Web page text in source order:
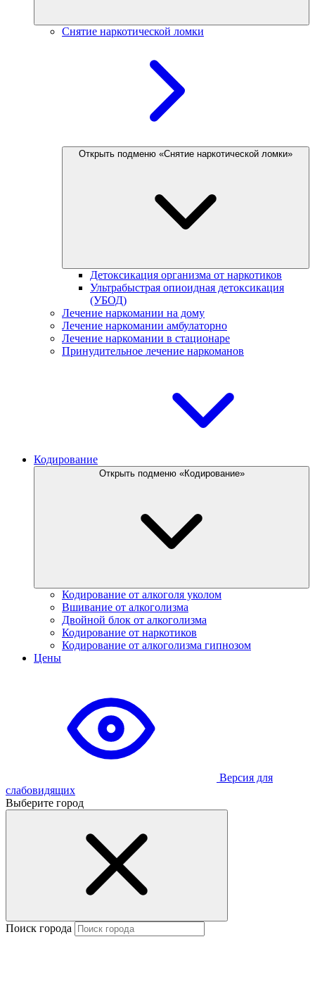
Снятие наркотической ломки
Открыть подменю «Снятие наркотической ломки»
Детоксикация организма от наркотиков
Ультрабыстрая опиоидная детоксикация
(УБОД)
Лечение наркомании на дому
Лечение наркомании амбулаторно
Лечение наркомании в стационаре
Принудительное лечение наркоманов
Кодирование
Открыть подменю «Кодирование»
Кодирование от алкоголя уколом
Вшивание от алкоголизма
Двойной блок от алкоголизма
Кодирование от наркотиков
Кодирование от алкоголизма гипнозом
Цены
Версия для
слабовидящих
Выберите город
Поиск города